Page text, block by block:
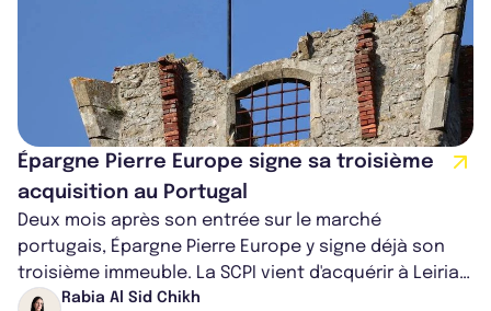
Épargne Pierre Europe signe sa troisième
acquisition au Portugal
Deux mois après son entrée sur le marché
portugais, Épargne Pierre Europe y signe déjà son
troisième immeuble. La SCPI vient d'acquérir à Leiria,
dans le centre du pays, un établis...
Rabia Al Sid Chikh